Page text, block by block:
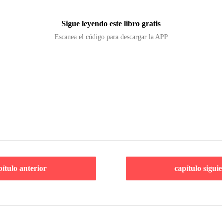
Sigue leyendo este libro gratis
Escanea el código para descargar la APP
anterior capítulo